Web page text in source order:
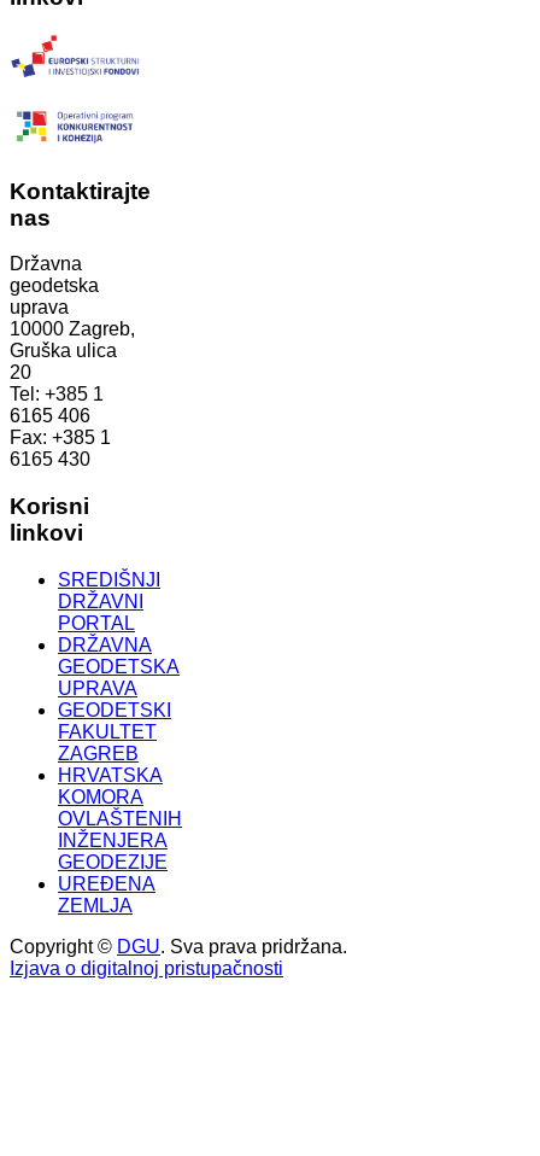
Kontaktirajte
nas
Državna
geodetska
uprava
10000 Zagreb,
Gruška ulica
20
Tel: +385 1
6165 406
Fax: +385 1
6165 430
Korisni
linkovi
SREDIŠNJI
DRŽAVNI
PORTAL
DRŽAVNA
GEODETSKA
UPRAVA
GEODETSKI
FAKULTET
ZAGREB
HRVATSKA
KOMORA
OVLAŠTENIH
INŽENJERA
GEODEZIJE
UREĐENA
ZEMLJA
Copyright © DGU. Sva prava pridržana.
Izjava o digitalnoj pristupačnosti